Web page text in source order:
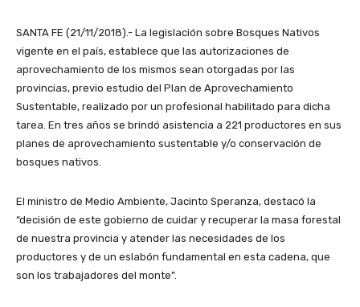
SANTA FE (21/11/2018).- La legislación sobre Bosques Nativos
vigente en el país, establece que las autorizaciones de
aprovechamiento de los mismos sean otorgadas por las
provincias, previo estudio del Plan de Aprovechamiento
Sustentable, realizado por un profesional habilitado para dicha
tarea. En tres años se brindó asistencia a 221 productores en sus
planes de aprovechamiento sustentable y/o conservación de
bosques nativos.
El ministro de Medio Ambiente, Jacinto Speranza, destacó la
“decisión de este gobierno de cuidar y recuperar la masa forestal
de nuestra provincia y atender las necesidades de los
productores y de un eslabón fundamental en esta cadena, que
son los trabajadores del monte”.